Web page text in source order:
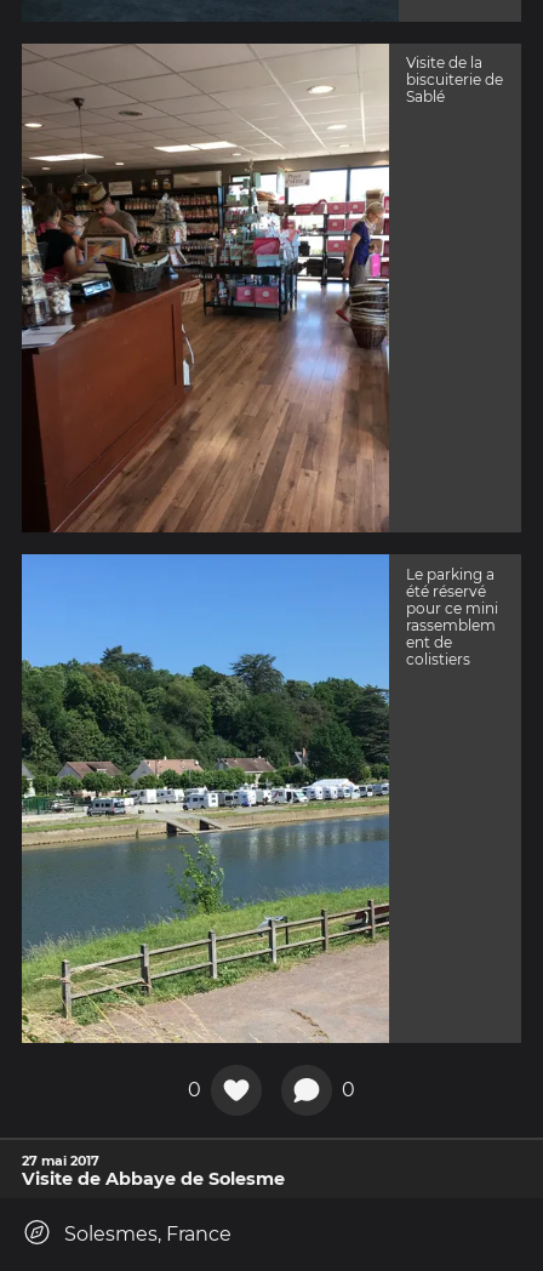
Visite de la
biscuiterie de
Sablé
Le parking a
été réservé
pour ce mini
rassemblem
ent de
colistiers
0 0
27 mai 2017
Visite de Abbaye de Solesme
Solesmes, France